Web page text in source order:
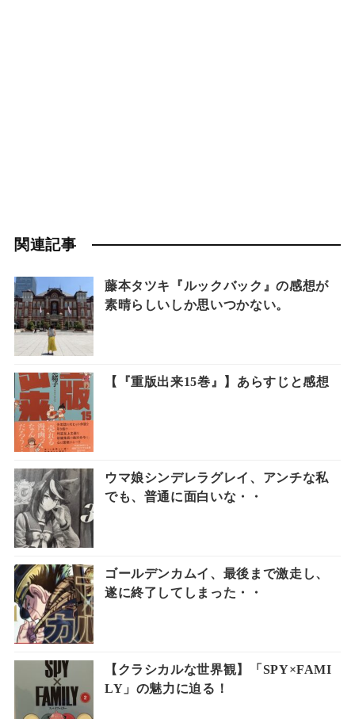
関連記事
藤本タツキ『ルックバック』の感想が
素晴らしいしか思いつかない。
【『重版出来15巻』】あらすじと感想
ウマ娘シンデレラグレイ、アンチな私
でも、普通に面白いな・・
ゴールデンカムイ、最後まで激走し、
遂に終了してしまった・・
【クラシカルな世界観】「SPY×FAMI
LY」の魅力に迫る！